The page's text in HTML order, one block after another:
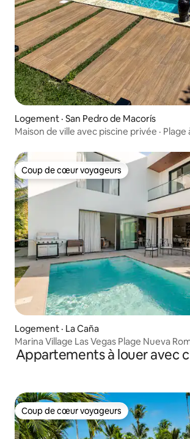
Logement · San Pedro de Macorís
Maison de ville avec piscine privée · Plage
Coup de cœur voyageurs
Coup de cœur voyageurs
Logement · La Caña
Marina Village Las Vegas Plage Nueva
Appartements à louer avec
Coup de cœur voyageurs
Coup de cœur voyageurs